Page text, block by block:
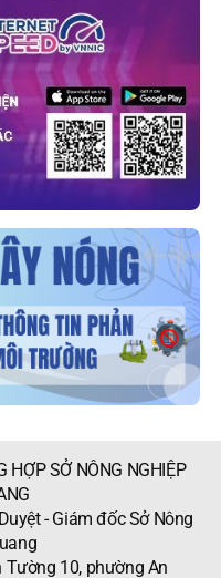
HỢP SỞ NÔNG NGHIỆP
- Giám đốc Sở Nông
10, phường An